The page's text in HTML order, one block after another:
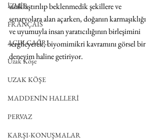
İZMİR
FRANÇAIS
AÇIK ÇAĞRI
Uzak Köşe
UZAK KÖŞE
MADDENİN HALLERİ
PERVAZ
KARŞI-KONUŞMALAR
uzaklaştırılıp beklenmedik şekillere ve
senaryolara alan açarken, doğanın karmaşıklığı
ve uyumuyla insan yaratıcılığının birleşimini
sergileyerek, biyomimikri kavramını görsel bir
deneyim haline getiriyor.